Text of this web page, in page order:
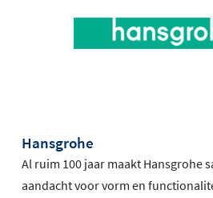
Hansgrohe
Al ruim 100 jaar maakt Hansgrohe
aandacht voor vorm en